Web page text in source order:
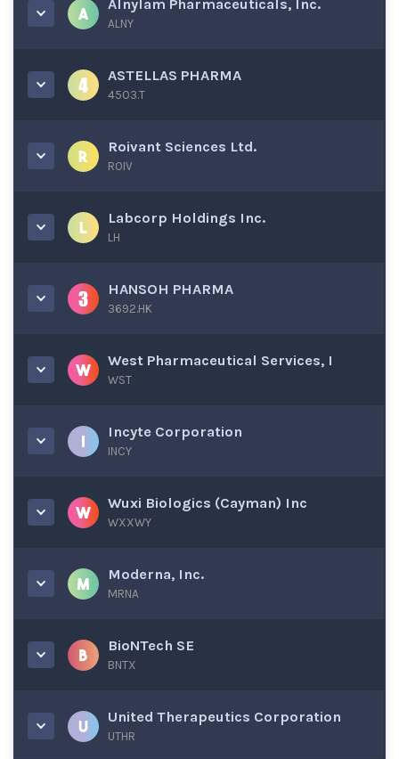
Alnylam Pharmaceuticals, Inc.
ALNY
ASTELLAS PHARMA
4503.T
Roivant Sciences Ltd.
ROIV
Labcorp Holdings Inc.
LH
HANSOH PHARMA
3692.HK
West Pharmaceutical Services, I
WST
Incyte Corporation
INCY
Wuxi Biologics (Cayman) Inc
WXXWY
Moderna, Inc.
MRNA
BioNTech SE
BNTX
United Therapeutics Corporation
UTHR